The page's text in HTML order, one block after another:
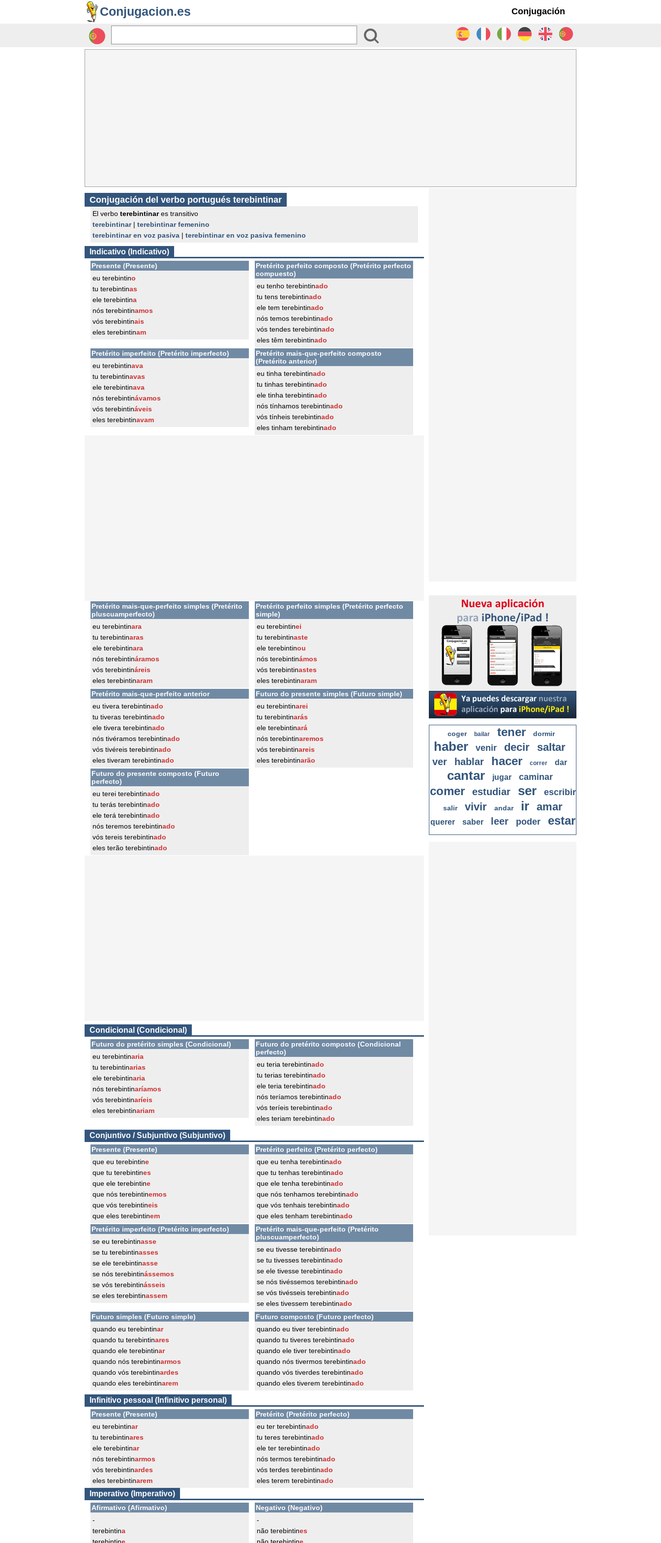
Conjugacion.es Conjugación
Conjugación del verbo portugués terebintinar
El verbo terebintinares transitivo
terebintinar| terebintinar femenino
terebintinar en voz pasiva | terebintinar en voz pasiva femenino
Indicativo (Indicativo)
Presente (Presente)
eu terebintino
tu terebintinas
ele terebintina
nós terebintinamos
vós terebintinais
eles terebintinam
Pretérito perfeito composto (Pretérito perfecto
compuesto)
eu tenho terebintinado
tu tens terebintinado
ele tem terebintinado
nós temos terebintinado
vós tendes terebintinado
eles têm terebintinado
Pretérito imperfeito (Pretérito imperfecto)
eu terebintinava
tu terebintinavas
ele terebintinava
nós terebintinávamos
vós terebintináveis
eles terebintinavam
Pretérito mais-que-perfeito composto
(Pretérito anterior)
eu tinha terebintinado
tu tinhas terebintinado
ele tinha terebintinado
nós tínhamos terebintinado
vós tínheis terebintinado
eles tinham terebintinado
Pretérito mais-que-perfeito simples (Pretérito
pluscuamperfecto)
eu terebintinara
tu terebintinaras
ele terebintinara
nós terebintináramos
vós terebintináreis
eles terebintinaram
Pretérito perfeito simples (Pretérito perfecto
simple)
eu terebintinei
tu terebintinaste
ele terebintinou
nós terebintinámos
vós terebintinastes
eles terebintinaram
Pretérito mais-que-perfeito anterior
eu tivera terebintinado
tu tiveras terebintinado
ele tivera terebintinado
nós tivéramos terebintinado
vós tivéreis terebintinado
eles tiveram terebintinado
Futuro do presente simples (Futuro simple)
eu terebintinarei
tu terebintinarás
ele terebintinará
nós terebintinaremos
vós terebintinareis
eles terebintinarão
Futuro do presente composto (Futuro
perfecto)
eu terei terebintinado
tu terás terebintinado
ele terá terebintinado
nós teremos terebintinado
vós tereis terebintinado
eles terão terebintinado
Condicional (Condicional)
Futuro do pretérito simples (Condicional)
eu terebintinaria
tu terebintinarias
ele terebintinaria
nós terebintinaríamos
vós terebintinaríeis
eles terebintinariam
Futuro do pretérito composto (Condicional
perfecto)
eu teria terebintinado
tu terias terebintinado
ele teria terebintinado
nós teríamos terebintinado
vós teríeis terebintinado
eles teriam terebintinado
Conjuntivo / Subjuntivo (Subjuntivo)
Presente (Presente)
que eu terebintine
que tu terebintines
que ele terebintine
que nós terebintinemos
que vós terebintineis
que eles terebintinem
Pretérito perfeito (Pretérito perfecto)
que eu tenha terebintinado
que tu tenhas terebintinado
que ele tenha terebintinado
que nós tenhamos terebintinado
que vós tenhais terebintinado
que eles tenham terebintinado
Pretérito imperfeito (Pretérito imperfecto)
se eu terebintinasse
se tu terebintinasses
se ele terebintinasse
se nós terebintinássemos
se vós terebintinásseis
se eles terebintinassem
Pretérito mais-que-perfeito (Pretérito
pluscuamperfecto)
se eu tivesse terebintinado
se tu tivesses terebintinado
se ele tivesse terebintinado
se nós tivéssemos terebintinado
se vós tivésseis terebintinado
se eles tivessem terebintinado
Futuro simples (Futuro simple)
quando eu terebintinar
quando tu terebintinares
quando ele terebintinar
quando nós terebintinarmos
quando vós terebintinardes
quando eles terebintinarem
Futuro composto (Futuro perfecto)
quando eu tiver terebintinado
quando tu tiveres terebintinado
quando ele tiver terebintinado
quando nós tivermos terebintinado
quando vós tiverdes terebintinado
quando eles tiverem terebintinado
Infinitivo pessoal (Infinitivo personal)
Presente (Presente)
eu terebintinar
tu terebintinares
ele terebintinar
nós terebintinarmos
vós terebintinardes
eles terebintinarem
Pretérito (Pretérito perfecto)
eu ter terebintinado
tu teres terebintinado
ele ter terebintinado
nós termos terebintinado
vós terdes terebintinado
eles terem terebintinado
Imperativo (Imperativo)
Afirmativo (Afirmativo)
-
terebintina
Negativo (Negativo)
-
não terebintines
coger bailar tener dormir
haber venir decir saltar
ver hablar hacer correr dar
cantar jugar caminar
comer estudiar ser escribir
salir vivir andar ir amar
querer saber leer poder estar